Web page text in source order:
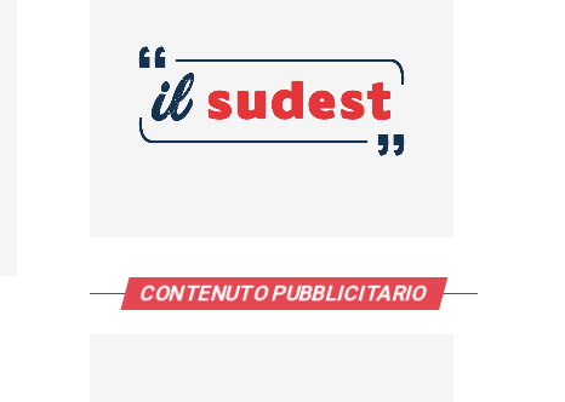
CONTENUTO PUBBLICITARIO